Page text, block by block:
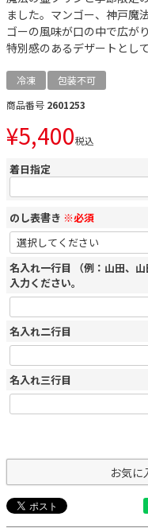
ました。マンゴー、神戸魔
ゴーの風味が口の中で広が
特別感のあるデザートとし
冷凍
包装不可
商品番号 2601253
¥5,400税込
着日指定
のし表書き ※必須
名入れ一行目 （例：山田、
入力ください。
名入れ二行目
名入れ三行目
お気に